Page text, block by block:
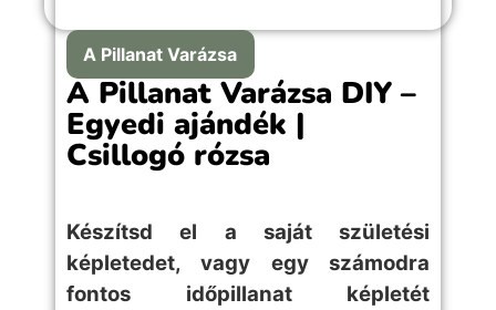
A Pillanat Varázsa
A Pillanat Varázsa DIY –
Egyedi ajándék |
Csillogó rózsa
Készítsd el a saját születési
képletedet, vagy egy számodra
fontos időpillanat képletét